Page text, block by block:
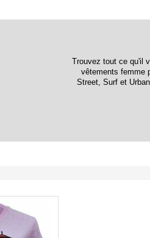
Trouvez tout ce qu'il
vêtements femme
Street, Surf et